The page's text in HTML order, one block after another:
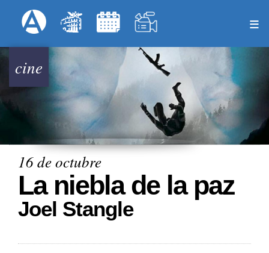
al
principal
Menú Superior
cine
16 de octubre
La niebla de la paz
Joel Stangle